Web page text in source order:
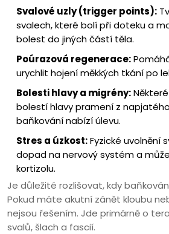
Svalové uzly (trigger points):
svalech, které bolí při doteku a
bolest do jiných částí těla.
Poúrazová regenerace:
urychlit hojení měkkých tkání po
Bolesti hlavy a migrény:
bolestí hlavy pramení z
baňkování nabízí úlevu.
Stres a úzkost:Fyzické uvolnění
dopad na nervový systém a
kortizolu.
Je důležité rozlišovat, kdy
Pokud máte akutní zánět kloubu
nejsou řešením. Jde primárně o
svalů, šlach a fascií.